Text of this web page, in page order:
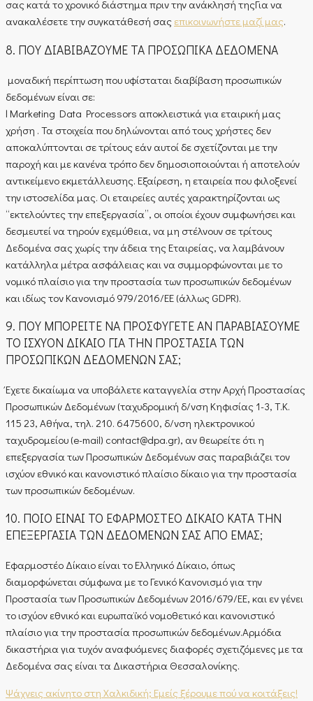
σας κατά το χρονικό διάστημα πριν την ανάκλησή τηςΓια να
ανακαλέσετε την συγκατάθεσή σας επικοινωνήστε μαζί μας.
8. ΠΟΥ ΔΙΑΒΙΒΑΖΟΥΜΕ ΤΑ ΠΡΟΣΩΠΙΚΑ ΔΕΔΟΜΕΝΑ
μοναδική περίπτωση που υφίσταται διαβίβαση προσωπικών
δεδομένων είναι σε:
l Μarketing Data Processors αποκλειστικά για εταιρική μας
χρήση . Τα στοιχεία που δηλώνονται από τους χρήστες δεν
αποκαλύπτονται σε τρίτους εάν αυτοί δε σχετίζονται με την
παροχή και με κανένα τρόπο δεν δημοσιοποιούνται ή αποτελούν
αντικείμενο εκμετάλλευσης. Εξαίρεση, η εταιρεία που φιλοξενεί
την ιστοσελίδα μας. Οι εταιρείες αυτές χαρακτηρίζονται ως
“εκτελούντες την επεξεργασία”, οι οποίοι έχουν συμφωνήσει και
δεσμευτεί να τηρούν εχεμύθεια, να μη στέλνουν σε τρίτους
Δεδομένα σας χωρίς την άδεια της Εταιρείας, να λαμβάνουν
κατάλληλα μέτρα ασφάλειας και να συμμορφώνονται με το
νομικό πλαίσιο για την προστασία των προσωπικών δεδομένων
και ιδίως τον Κανονισμό 979/2016/ΕΕ (άλλως GDPR).
9. ΠΟΥ ΜΠΟΡΕΙΤΕ ΝΑ ΠΡΟΣΦΥΓΕΤΕ ΑΝ ΠΑΡΑΒΙΑΣΟΥΜΕ
ΤΟ ΙΣΧΥΟΝ ΔΙΚΑΙΟ ΓΙΑ ΤΗΝ ΠΡΟΣΤΑΣΙΑ ΤΩΝ
ΠΡΟΣΩΠΙΚΩΝ ΔΕΔΟΜΕΝΩΝ ΣΑΣ;
Έχετε δικαίωμα να υποβάλετε καταγγελία στην Αρχή Προστασίας
Προσωπικών Δεδομένων (ταχυδρομική δ/νση Κηφισίας 1-3, Τ.Κ.
115 23, Αθήνα, τηλ. 210. 6475600, δ/νση ηλεκτρονικού
ταχυδρομείου (e-mail) contact@dpa.gr), αν θεωρείτε ότι η
επεξεργασία των Προσωπικών Δεδομένων σας παραβιάζει τον
ισχύον εθνικό και κανονιστικό πλαίσιο δίκαιο για την προστασία
των προσωπικών δεδομένων.
10. ΠΟΙΟ ΕΙΝΑΙ ΤΟ ΕΦΑΡΜΟΣΤΕΟ ΔΙΚΑΙΟ ΚΑΤΑ ΤΗΝ
ΕΠΕΞΕΡΓΑΣΙΑ ΤΩΝ ΔΕΔΟΜΕΝΩΝ ΣΑΣ ΑΠΟ ΕΜΑΣ;
Εφαρμοστέο Δίκαιο είναι το Ελληνικό Δίκαιο, όπως
διαμορφώνεται σύμφωνα με το Γενικό Κανονισμό για την
Προστασία των Προσωπικών Δεδομένων 2016/679/ΕΕ, και εν γένει
το ισχύον εθνικό και ευρωπαϊκό νομοθετικό και κανονιστικό
πλαίσιο για την προστασία προσωπικών δεδομένων.Αρμόδια
δικαστήρια για τυχόν αναφυόμενες διαφορές σχετιζόμενες με τα
Δεδομένα σας είναι τα Δικαστήρια Θεσσαλονίκης.
Ψάχνεις ακίνητο στη Χαλκιδική; Εμείς ξέρουμε πού να κοιτάξεις!